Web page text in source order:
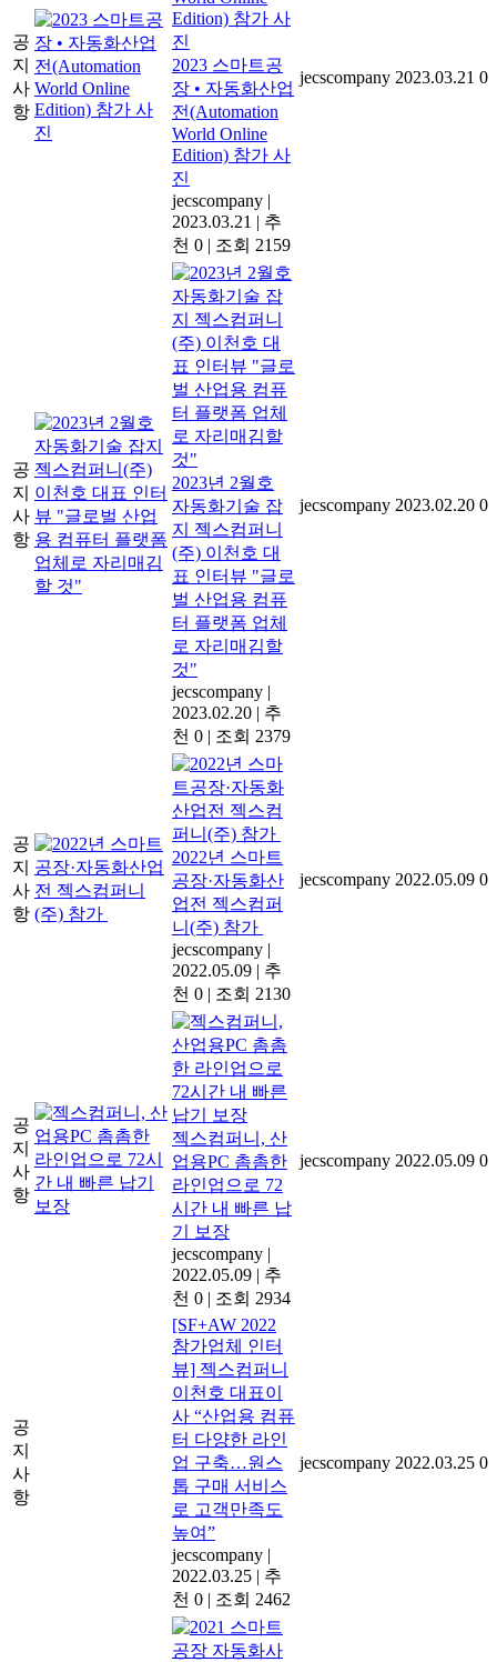
공
지
사
항
2023 스마트공
장 • 자동화산업
전(Automation
World Online
Edition) 참가 사
진
jecscompany |
2023.03.21 | 추
천 0 | 조회 2159
jecscompany 2023.03.21 0
공
지
사
항
2023년 2월호
자동화기술 잡
지 젝스컴퍼니
(주) 이천호 대
표 인터뷰 "글로
벌 산업용 컴퓨
터 플랫폼 업체
로 자리매김할
것"
jecscompany |
2023.02.20 | 추
천 0 | 조회 2379
jecscompany 2023.02.20 0
공
지
사
항
2022년 스마트
공장·자동화산
업전 젝스컴퍼
니(주) 참가
jecscompany |
2022.05.09 | 추
천 0 | 조회 2130
jecscompany 2022.05.09 0
공
지
사
항
젝스컴퍼니, 산
업용PC 촘촘한
라인업으로 72
시간 내 빠른 납
기 보장
jecscompany |
2022.05.09 | 추
천 0 | 조회 2934
jecscompany 2022.05.09 0
공
지
사
항
[SF+AW 2022
참가업체 인터
뷰] 젝스컴퍼니
이천호 대표이
사 “산업용 컴퓨
터 다양한 라인
업 구축…원스
톱 구매 서비스
로 고객만족도
높여”
jecscompany |
2022.03.25 | 추
천 0 | 조회 2462
jecscompany 2022.03.25 0